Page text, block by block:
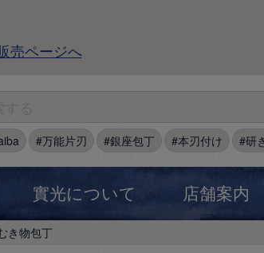
売ページへ
万能片刃 銀座包丁 本刃付け 研
實光について 店舗案内
き物包丁